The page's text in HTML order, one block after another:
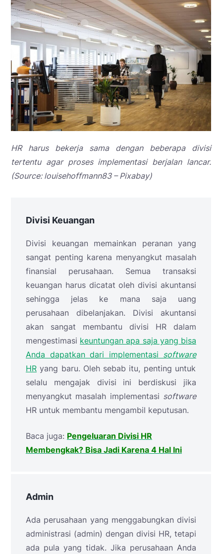
HR harus bekerja sama dengan beberapa divisi
tertentu agar proses implementasi berjalan lancar.
(Source: louisehoffmann83 – Pixabay)
Divisi Keuangan
Divisi keuangan memainkan peranan yang
sangat penting karena menyangkut masalah
finansial perusahaan. Semua transaksi
keuangan harus dicatat oleh divisi akuntansi
sehingga jelas ke mana saja uang
perusahaan dibelanjakan. Divisi akuntansi
akan sangat membantu divisi HR dalam
mengestimasi keuntungan apa saja yang bisa
Anda dapatkan dari implementasi software
HR yang baru. Oleh sebab itu, penting untuk
selalu mengajak divisi ini berdiskusi jika
menyangkut masalah implementasi software
HR untuk membantu mengambil keputusan.
Baca juga: Pengeluaran Divisi HR
Membengkak? Bisa Jadi Karena 4 Hal Ini
Admin
Ada perusahaan yang menggabungkan divisi
administrasi (admin) dengan divisi HR, tetapi
ada pula yang tidak. Jika perusahaan Anda